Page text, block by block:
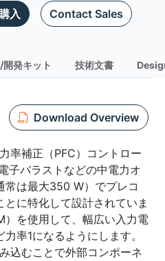
入 Contact Sales
開発キット 技術文書
Download Overview
率補正（PFC）コントロー
子バラストなどの中電力オ
常は最大350 W）でプレコ
に特化して設計されていま
を使用して、幅広い入力電
率1になるようにします。
込むことで外部コンポーネ